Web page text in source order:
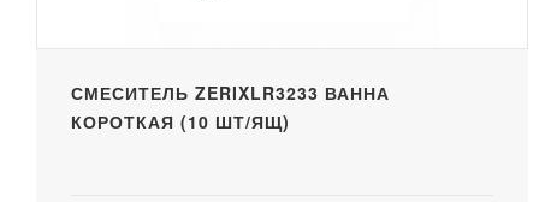
СМЕСИТЕЛЬ ZERIXLR3233 ВАННА
КОРОТКАЯ (10 ШТ/ЯЩ)